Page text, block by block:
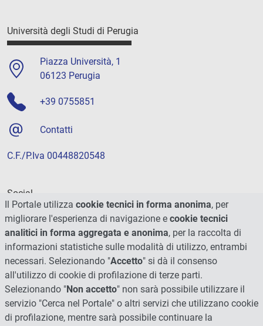
Università degli Studi di Perugia
Piazza Università, 1
06123 Perugia
+39 0755851
Contatti
C.F./P.Iva 00448820548
Social
Il Portale utilizza cookie tecnici in forma anonima, per
migliorare l'esperienza di navigazione e cookie tecnici
analitici in forma aggregata e anonima, per la raccolta di
informazioni statistiche sulle modalità di utilizzo, entrambi
necessari. Selezionando "Accetto" si dà il consenso
all'utilizzo di cookie di profilazione di terze parti.
Selezionando "Non accetto" non sarà possibile utilizzare il
servizio "Cerca nel Portale" o altri servizi che utilizzano cookie
di profilazione, mentre sarà possibile continuare la